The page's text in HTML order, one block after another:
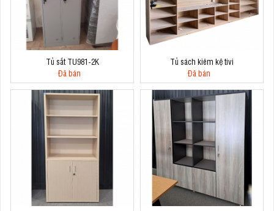
Tủ sắt TU981-2K
Đã bán
Tủ sách kiêm kệ tivi
Đã bán